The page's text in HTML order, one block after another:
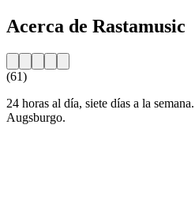
Acerca de Rastamusic
(61)
24 horas al día, siete días a la
Augsburgo.